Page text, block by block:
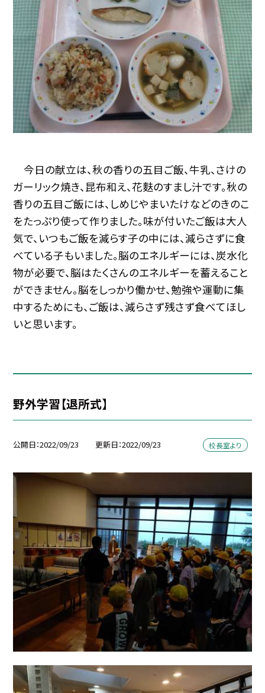
今日の献立は、秋の香りの五目ご飯、牛乳、さけの
ガーリック焼き、昆布和え、花麩のすまし汁です。秋の
香りの五目ご飯には、しめじやまいたけなどのきのこ
をたっぷり使って作りました。味が付いたご飯は大人
気で、いつもご飯を減らす子の中には、減らさずに食
べている子もいました。脳のエネルギーには、炭水化
物が必要で、脳はたくさんのエネルギーを蓄えること
ができません。脳をしっかり働かせ、勉強や運動に集
中するためにも、ご飯は、減らさず残さず食べてほし
いと思います。
野外学習【退所式】
公開日 2022/09/23 更新日 2022/09/23 校長室より